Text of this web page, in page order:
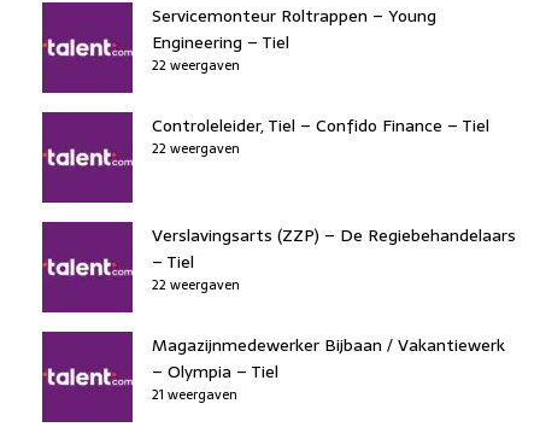
Servicemonteur Roltrappen – Young
Engineering – Tiel
22 weergaven
Controleleider, Tiel – Confido Finance – Tiel
22 weergaven
Verslavingsarts (ZZP) – De Regiebehandelaars
– Tiel
22 weergaven
Magazijnmedewerker Bijbaan / Vakantiewerk
– Olympia – Tiel
21 weergaven